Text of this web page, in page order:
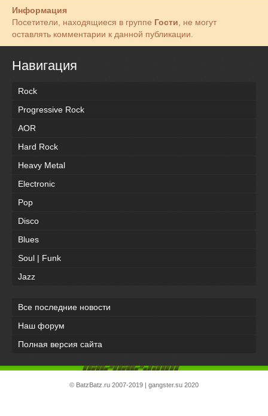
Информация
Посетители, находящиеся в группе Гости, не могут
оставлять комментарии к данной публикации.
Навигация
Rock
Progressive Rock
AOR
Hard Rock
Heavy Metal
Electronic
Pop
Disco
Blues
Soul | Funk
Jazz
Все последние новости
Наш форум
Полная версия сайта
© BatzBatz.ru 2007-2019 | gangster.su 2020